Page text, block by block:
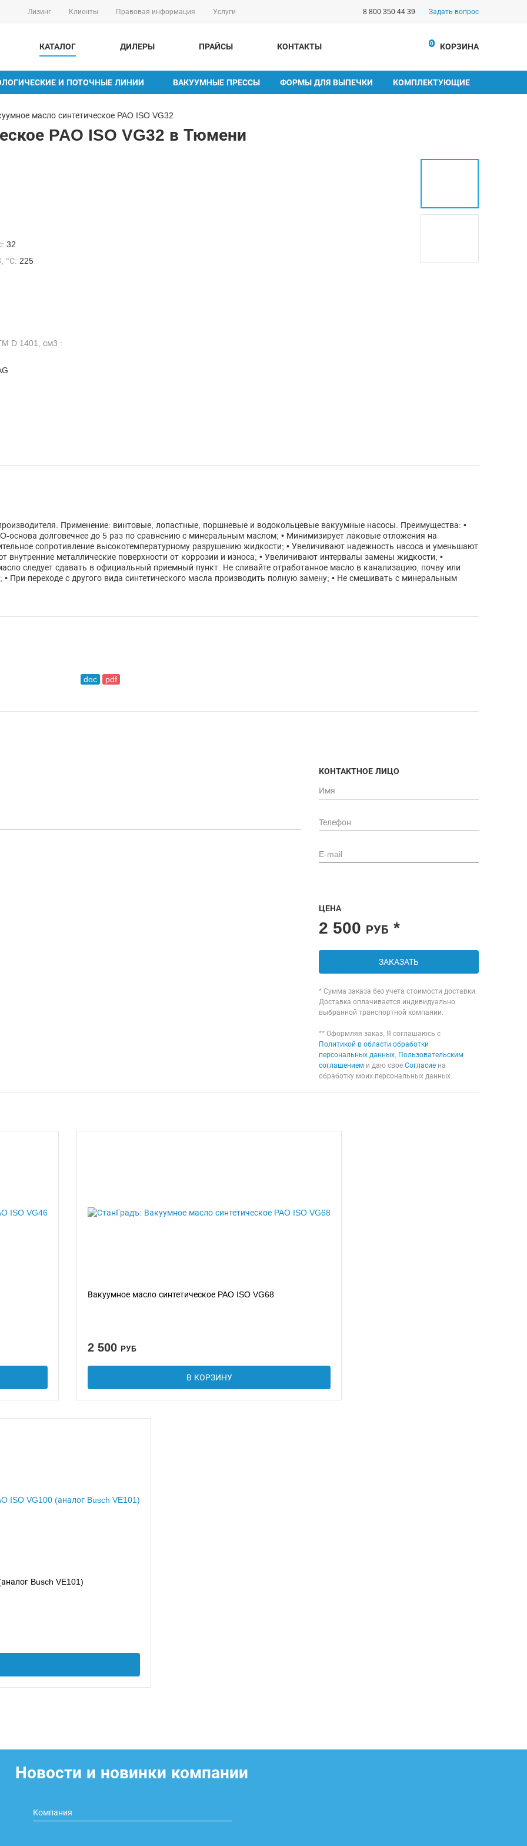
Лизинг Клиенты Правовая информация Услуги 8 800 350 44 39 Задать вопрос
КАТАЛОГ ДИЛЕРЫ ПРАЙСЫ КОНТАКТЫ 0 КОРЗИНА
И ПОТОЧНЫЕ ЛИНИИ ВАКУУМНЫЕ ПРЕССЫ ФОРМЫ ДЛЯ ВЫПЕЧКИ КОМПЛЕКТУЮЩИЕ
масло синтетическое PAO ISO VG32
PAO ISO VG32 в Тюмени
32
°С: 225
D 1401, см3 :
Применение: винтовые, лопастные, поршневые и водокольцевые вакуумные насосы. Преимущества: •
основа долговечнее до 5 раз по сравнению с минеральным маслом; • Минимизирует лаковые отложения на
сопротивление высокотемпературному разрушению жидкости; • Увеличивают надежность насоса и уменьшают
металлические поверхности от коррозии и износа; • Увеличивают интервалы замены жидкости; •
следует сдавать в официальный приемный пункт. Не сливайте отработанное масло в канализацию, почву или
При переходе с другого вида синтетического масла производить полную замену; • Не смешивать с минеральным
doc pdf
КОНТАКТНОЕ ЛИЦО
ЦЕНА
2 500 РУБ *
ЗАКАЗАТЬ
* Сумма заказа без учета стоимости доставки.
Доставка оплачивается индивидуально
выбранной транспортной компании.
** Оформляя заказ, Я соглашаюсь с
Политикой в области обработки
персональных данных, Пользовательским
соглашением и даю свое Согласиена
обработку моих персональных данных.
Вакуумное масло синтетическое PAO ISO VG68
2 500 РУБ
В КОРЗИНУ
Busch VE101)
Новости и новинки компании